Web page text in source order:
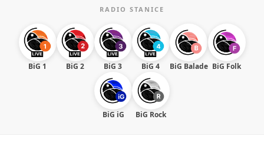
RADIO STANICE
BiG 1 BiG 2 BiG 3 BiG 4 BiG Balade BiG Folk
BiG iG BiG Rock